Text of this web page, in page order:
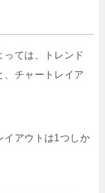
っては、トレンド
、チャートレイア
イアウトは1つしか